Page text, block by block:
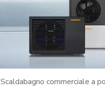
Scaldabagno commerciale a